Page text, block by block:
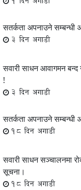
सतर्कता अपनाउने सम्बन्धी
3 दिन अगाडी
सवारी साधन आवागमन बन्द
!
3 दिन अगाडी
सतर्कता अपनाउने सम्बन्धी
18 दिन अगाडी
सवारी साधन सञ्चालनमा
सूचना।
18 दिन अगाडी